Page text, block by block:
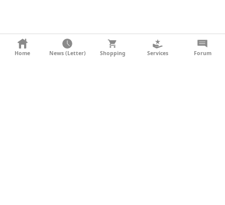
KONTAKT
Home News (Letter) Shopping Services Forum